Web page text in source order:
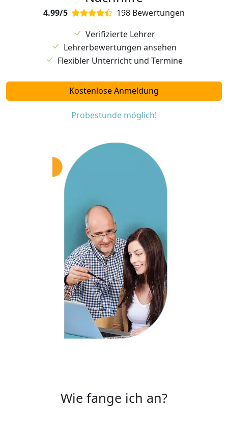
4.99/5
198 Bewertungen
Verifizierte Lehrer
Lehrerbewertungen ansehen
Flexibler Unterricht und Termine
Kostenlose Anmeldung
Probestunde möglich!
Wie fange ich an?